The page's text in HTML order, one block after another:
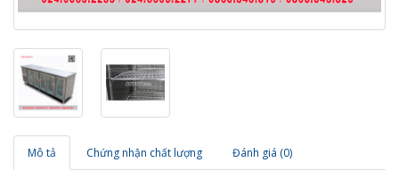
Mô tả Chứng nhận chất lượng Đánh giá (0)